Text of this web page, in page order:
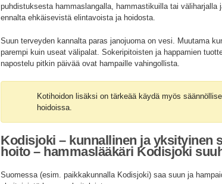
puhdistuksesta hammaslangalla, hammastikuilla tai väliharjalla
ennalta ehkäisevistä elintavoista ja hoidosta.
Suun terveyden kannalta paras janojuoma on vesi. Muutama
parempi kuin useat välipalat. Sokeripitoisten ja happamien
napostelu pitkin päivää ovat hampaille vahingollista.
Kotihoidon lisäksi on tärkeää käydä myös
hoidoissa.
Kodisjoki – kunnallinen ja yksityinen
hoito – hammaslääkäri Kodisjoki
Suomessa (esim. paikkakunnalla Kodisjoki) saa suun ja